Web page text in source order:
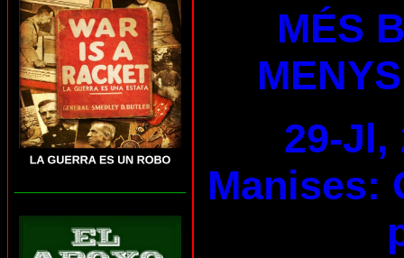
MÉS
29-Jl,
Manises: